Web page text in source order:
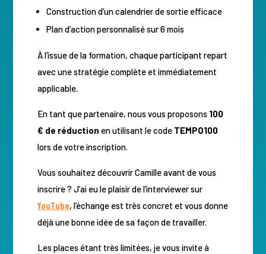
Construction d’un calendrier de sortie efficace
Plan d’action personnalisé sur 6 mois
À l’issue de la formation, chaque participant repart
avec une stratégie complète et immédiatement
applicable.
En tant que partenaire, nous vous proposons 100
€ de réduction en utilisant le codeTEMPO100
lors de votre inscription.
Vous souhaitez découvrir Camille avant de vous
inscrire ? J’ai eu le plaisir de l’interviewer sur
YouTube, l’échange est très concret et vous donne
déjà une bonne idée de sa façon de travailler.
Les places étant très limitées, je vous invite à